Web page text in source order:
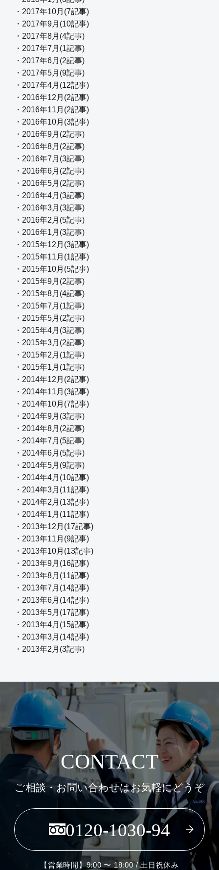
・2017年10月(7記事)
・2017年9月(10記事)
・2017年8月(4記事)
・2017年7月(1記事)
・2017年6月(2記事)
・2017年5月(9記事)
・2017年4月(12記事)
・2016年12月(2記事)
・2016年11月(2記事)
・2016年10月(3記事)
・2016年9月(2記事)
・2016年8月(2記事)
・2016年7月(3記事)
・2016年6月(2記事)
・2016年5月(2記事)
・2016年4月(3記事)
・2016年3月(3記事)
・2016年2月(5記事)
・2016年1月(3記事)
・2015年12月(3記事)
・2015年11月(1記事)
・2015年10月(5記事)
・2015年9月(2記事)
・2015年8月(4記事)
・2015年7月(1記事)
・2015年5月(2記事)
・2015年4月(3記事)
・2015年3月(2記事)
・2015年2月(1記事)
・2015年1月(1記事)
・2014年12月(2記事)
・2014年11月(3記事)
・2014年10月(7記事)
・2014年9月(3記事)
・2014年8月(2記事)
・2014年7月(5記事)
・2014年6月(5記事)
・2014年5月(9記事)
・2014年4月(10記事)
・2014年3月(11記事)
・2014年2月(13記事)
・2014年1月(11記事)
・2013年12月(17記事)
・2013年11月(9記事)
・2013年10月(13記事)
・2013年9月(16記事)
・2013年8月(11記事)
・2013年7月(14記事)
・2013年6月(14記事)
・2013年5月(17記事)
・2013年4月(15記事)
・2013年3月(14記事)
・2013年2月(3記事)
CONTACT
ご相談・お問い合わせはお気軽にどうぞ
0120-1030-94
【営業時間】9:00 〜 18:00 / 土日祝休み